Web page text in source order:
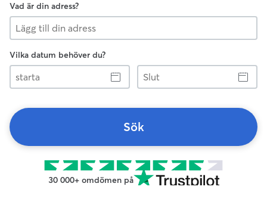
Vad är din adress?
Vilka datum behöver du?
starta
Slut
Sök
30 000+ omdömen på